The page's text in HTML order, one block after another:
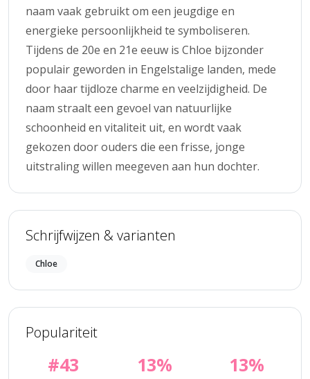
naam vaak gebruikt om een jeugdige en
energieke persoonlijkheid te symboliseren.
Tijdens de 20e en 21e eeuw is Chloe bijzonder
populair geworden in Engelstalige landen, mede
door haar tijdloze charme en veelzijdigheid. De
naam straalt een gevoel van natuurlijke
schoonheid en vitaliteit uit, en wordt vaak
gekozen door ouders die een frisse, jonge
uitstraling willen meegeven aan hun dochter.
Schrijfwijzen & varianten
Chloe
Populariteit
#43 13% 13%